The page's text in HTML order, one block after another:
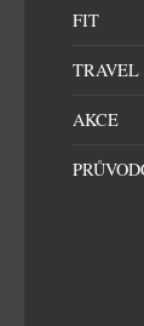
FIT
TRAVEL
AKCE